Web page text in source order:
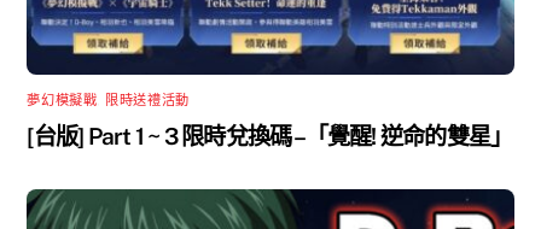
夢幻模擬戰 限時送禮活動
[台版] Part 1 ~ 3 限時兌換碼 –「覺醒! 逆命的雙星」